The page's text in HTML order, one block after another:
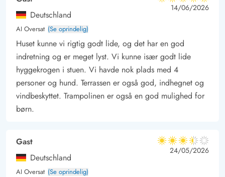
både til fods eller på cyklen. Her er der fine muligheder for at
købe både morgenbrød og aftensmad.
I Hvide Sande kan I nyde den autentiske havneatmosfære. Her
er der masser af små, fine forretninger, og der er selvfølgelig
også god mulighed for at købe frisk fisk til dagens aftenmåltid.
Deutschland
AI Oversat (Se oprindelig)
5 ud af 5
5 ud af 5
5 out of 5
14/06/2026
Huset kunne vi rigtig godt lide, og det har en god
indretning og er meget lyst. Vi kunne især godt lide
hyggekrogen i stuen. Vi havde nok plads med 4
personer og hund. Terrassen er også god, indhegnet og
vindbeskyttet. Trampolinen er også en god mulighed for
børn.
Gast
Deutschland
AI Oversat (Se oprindelig)
3.5 ud af 5
3.5 ud af 5
3.5 out of 5
24/05/2026